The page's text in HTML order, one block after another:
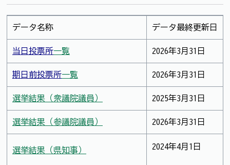
データ名称 データ最終更新日
当日投票所一覧 2026年3月31日
期日前投票所一覧 2026年3月31日
選挙結果（衆議院議員） 2025年3月31日
選挙結果（参議院議員） 2026年3月31日
選挙結果（県知事） 2024年4月1日